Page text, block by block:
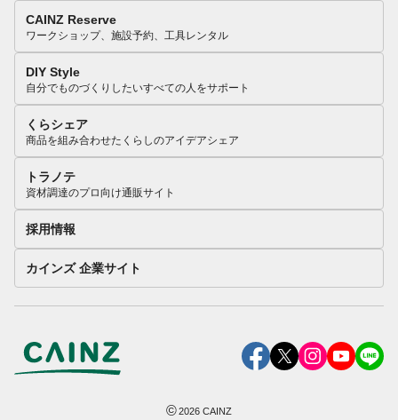
CAINZ Reserve
ワークショップ、施設予約、工具レンタル
DIY Style
自分でものづくりしたいすべての人をサポート
くらシェア
商品を組み合わせたくらしのアイデアシェア
トラノテ
資材調達のプロ向け通販サイト
採用情報
カインズ 企業サイト
©2026 CAINZ